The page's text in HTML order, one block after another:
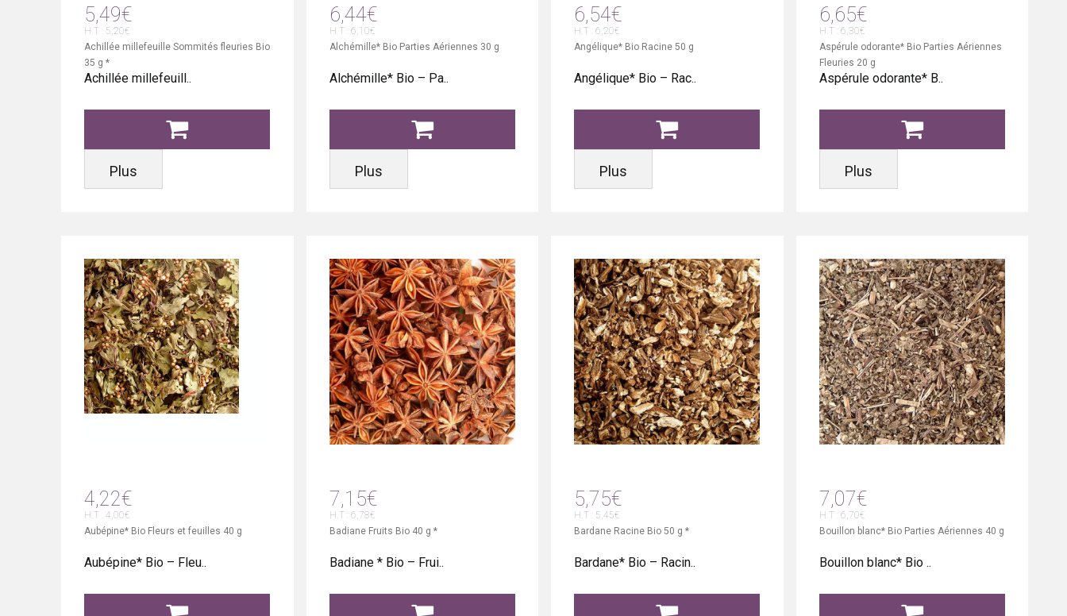
5,49€
H.T : 5,20€
Achillée millefeuille Sommités fleuries Bio
35 g *
Achillée millefeuill..
Plus
6,44€
H.T : 6,10€
Alchémille* Bio Parties Aériennes 30 g
Alchémille* Bio – Pa..
Plus
6,54€
H.T : 6,20€
Angélique* Bio Racine 50 g
Angélique* Bio – Rac..
Plus
6,65€
H.T : 6,30€
Aspérule odorante* Bio Parties Aériennes
Fleuries 20 g
Aspérule odorante* B..
Plus
4,22€
H.T : 4,00€
Aubépine* Bio Fleurs et feuilles 40 g
Aubépine* Bio – Fleu..
7,15€
H.T : 6,78€
Badiane Fruits Bio 40 g *
Badiane * Bio – Frui..
5,75€
H.T : 5,45€
Bardane Racine Bio 50 g *
Bardane* Bio – Racin..
7,07€
H.T : 6,70€
Bouillon blanc* Bio Parties Aériennes 40 g
Bouillon blanc* Bio ..